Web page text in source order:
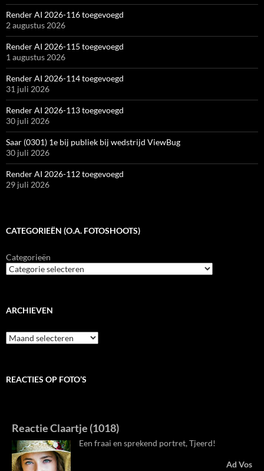
Render AI 2026-116 toegevoegd
2 augustus 2026
Render AI 2026-115 toegevoegd
1 augustus 2026
Render AI 2026-114 toegevoegd
31 juli 2026
Render AI 2026-113 toegevoegd
30 juli 2026
Saar (0301) 1e bij publiek bij wedstrijd ViewBug
30 juli 2026
Render AI 2026-112 toegevoegd
29 juli 2026
CATEGORIEËN (O.A. FOTOSHOOTS)
Categorieën
ARCHIEVEN
Archieven
REACTIES OP FOTO’S
Reactie Claartje (1018)
Een fraai en sprekend portret, Tjeerd!
Ad Vos